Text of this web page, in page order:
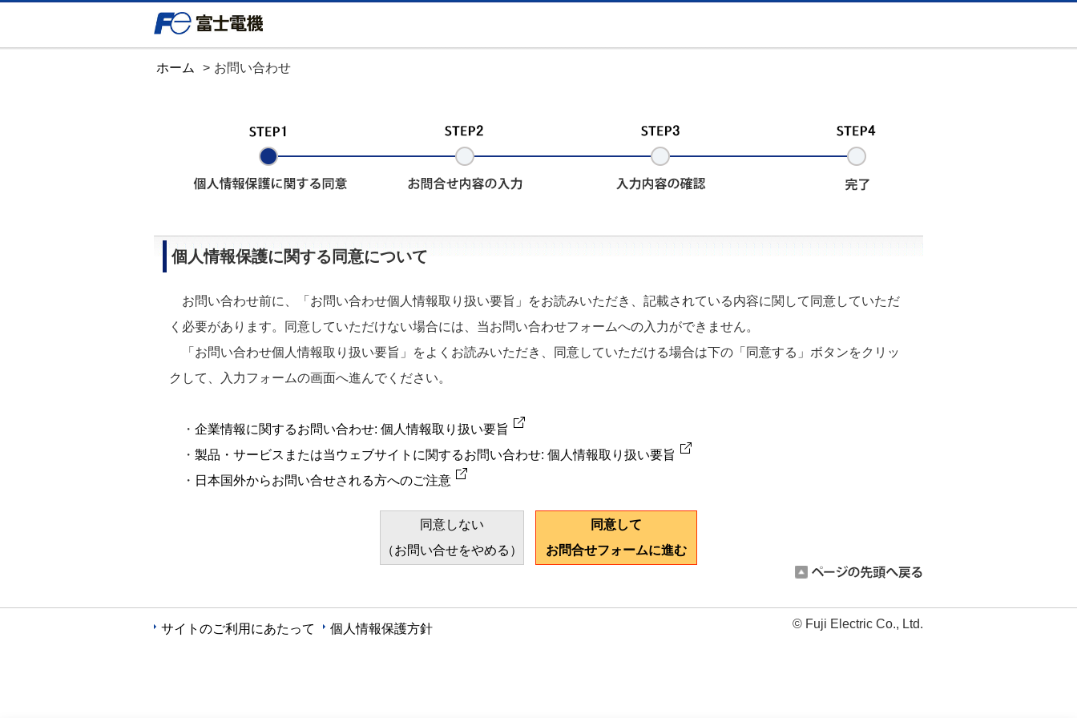
ホーム お問い合わせ
個人情報保護に関する同意について
お問い合わせ前に、「お問い合わせ個人情報取り扱い要旨」をお読みいただき、記載されている内容に関して同意していただ
く必要があります。同意していただけない場合には、当お問い合わせフォームへの入力ができません。
「お問い合わせ個人情報取り扱い要旨」をよくお読みいただき、同意していただける場合は下の「同意する」ボタンをクリッ
クして、入力フォームの画面へ進んでください。
・企業情報に関するお問い合わせ: 個人情報取り扱い要旨
・製品・サービスまたは当ウェブサイトに関するお問い合わせ: 個人情報取り扱い要旨
・ 日本国外からお問い合せされる方へのご注意
同意しない
（お問い合せをやめる）
同意して
お問合せフォームに進む
サイトのご利用にあたって 個人情報保護方針 © Fuji Electric Co., Ltd.